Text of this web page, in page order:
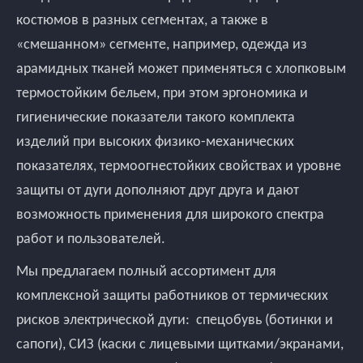
костюмов в разных сегментах, а также в
«смешанном» сегменте, например, одежда из
арамидных тканей может применяться с хлопковым
термостойким бельем, при этом эргономика и
гигиенические показатели такого комплекта
изделий при высоких физико-механических
показателях, термоогнестойких свойствах и уровне
защиты от дуги дополняют друг друга и дают
возможность применения для широкого спектра
работ и пользователей.
Мы предлагаем полный ассортимент для
комплексной защиты работников от термических
рисков электрической дуги: спецобувь (ботинки и
сапоги), СИЗ (каски с лицевыми щитками/экранами,